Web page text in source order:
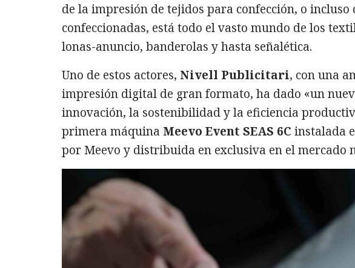
de la impresión de tejidos para confección, o incluso
confeccionadas, está todo el vasto mundo de los
lonas-anuncio, banderolas y hasta señalética.
Uno de estos actores, Nivell Publicitari, con una
impresión digital de gran formato, ha dado «un
innovación, la sostenibilidad y la eficiencia
primera máquina Meevo Event SEAS 6C instalada
por Meevo y distribuida en exclusiva en el mercado